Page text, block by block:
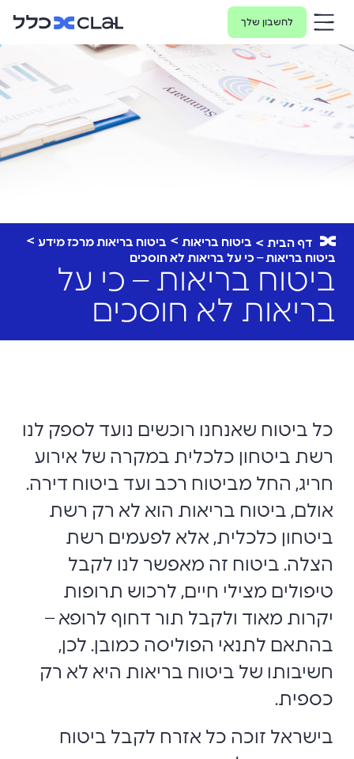
לחשבון שלך
דף הבית ביטוח בריאות
ביטוח בריאות מרכז מידע
ביטוח בריאות – כי על בריאות לא חוסכים
ביטוח בריאות – כי על
בריאות לא חוסכים
כל ביטוח שאנחנו רוכשים נועד לספק לנו
רשת ביטחון כלכלית במקרה של אירוע
חריג, החל מביטוח רכב ועד ביטוח דירה.
אולם, ביטוח בריאות הוא לא רק רשת
ביטחון כלכלית, אלא לפעמים רשת
הצלה. ביטוח זה מאפשר לנו לקבל
טיפולים מצילי חיים, לרכוש תרופות
יקרות מאוד ולקבל תור דחוף לרופא –
בהתאם לתנאי הפוליסה כמובן. לכן,
חשיבותו של ביטוח בריאות היא לא רק
כספית.
בישראל זוכה כל אזרח לקבל ביטוח